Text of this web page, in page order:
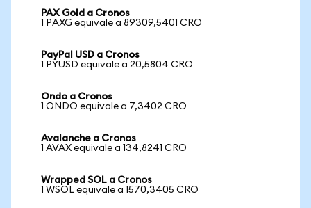
PAX Gold a Cronos
1 PAXG equivale a 89309,5401 CRO
PayPal USD a Cronos
1 PYUSD equivale a 20,5804 CRO
Ondo a Cronos
1 ONDO equivale a 7,3402 CRO
Avalanche a Cronos
1 AVAX equivale a 134,8241 CRO
Wrapped SOL a Cronos
1 WSOL equivale a 1570,3405 CRO